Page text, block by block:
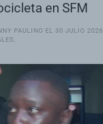
en SFM
PAULINO EL 30 JULIO 2026
.